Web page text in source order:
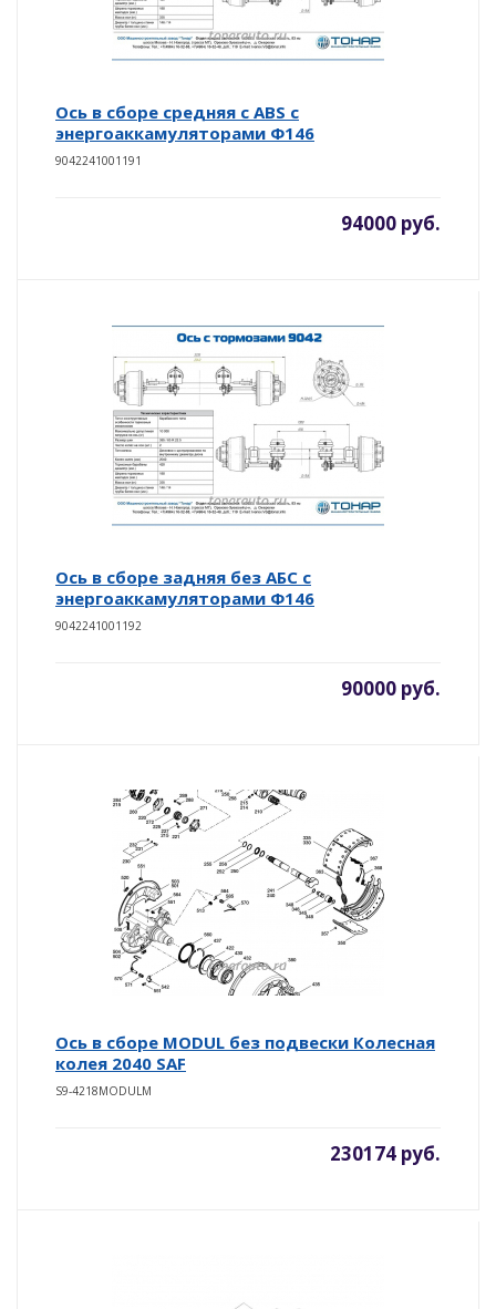
Ось в сборе средняя с АBS с
энергоаккамуляторами Ф146
9042241001191
94000 руб.
Ось в сборе задняя без АБС с
энергоаккамуляторами Ф146
9042241001192
90000 руб.
Ось в сборе MODUL без подвески Колесная
колея 2040 SAF
S9-4218MODULМ
230174 руб.